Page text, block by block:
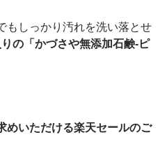
もしっかり汚れを洗い落とせ
の「かづさや無添加石鹸‐ピ
めいただける楽天セールのご